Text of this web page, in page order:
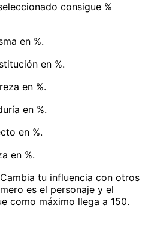
consigue %
en %.
en %.
en %.
en %.
en %.
en %.
tu influencia con otros
es el personaje y el
como máximo llega a 150.